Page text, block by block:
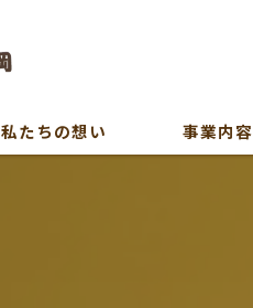
私たちの想い 事業内容